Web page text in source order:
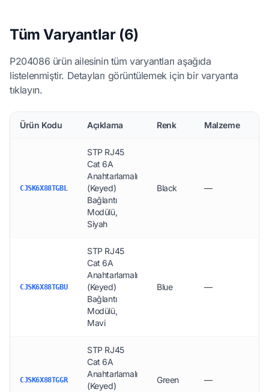
Tüm Varyantlar (6)
P204086 ürün ailesinin tüm varyantları aşağıda
listelenmiştir. Detayları görüntülemek için bir varyanta
tıklayın.
Ürün Kodu Açıklama Renk Malzeme
CJSK6X88TGBL
STP RJ45
Cat 6A
Anahtarlamalı
(Keyed)
Bağlantı
Modülü,
Siyah
Black —
CJSK6X88TGBU
STP RJ45
Cat 6A
Anahtarlamalı
(Keyed)
Bağlantı
Modülü,
Mavi
Blue —
CJSK6X88TGGR
STP RJ45
Cat 6A
Anahtarlamalı
(Keyed)
Green —